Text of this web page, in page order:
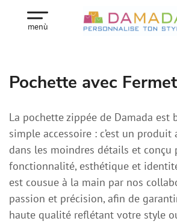
menù
Pochette avec
La pochette zippée de Damada est
simple accessoire : c’est un
dans les moindres détails et conçu
fonctionnalité, esthétique et
est cousue à la main par nos
passion et précision, afin de
haute qualité reflétant votre style